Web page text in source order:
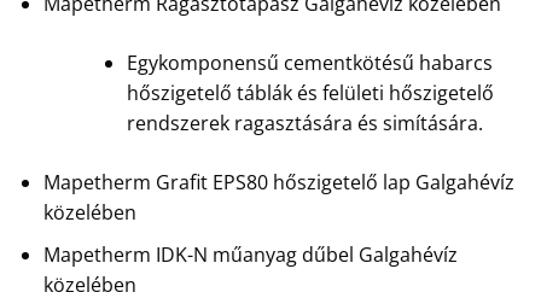
Egykomponensű cementkötésű habarcs
hőszigetelő táblák és felületi hőszigetelő
rendszerek ragasztására és simítására.
Mapetherm Grafit EPS80 hőszigetelő lap Galgahévíz
közelében
Mapetherm IDK-N műanyag dűbel Galgahévíz
közelében